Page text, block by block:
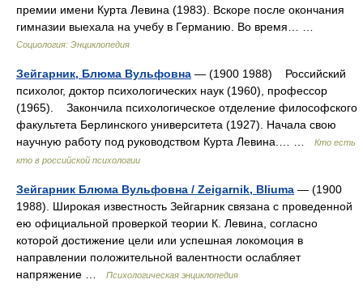
премии имени Курта Левина (1983). Вскоре после окончания
гимназии выехала на учебу в Германию. Во время… …
Социология: Энциклопедия
Зейгарник, Блюма Вульфовна — (1900 1988) Российский
психолог, доктор психологических наук (1960), профессор
(1965). Закончила психологическое отделение философского
факультета Берлинского университета (1927). Начала свою
научную работу под руководством Курта Левина.… …
Кто есть
кто в российской психологии
Зейгарник Блюма Вульфовна / Zeigarnik, Вliuma — (1900
1988). Широкая известность Зейгарник связана с проведенной
ею официальной проверкой теории К. Левина, согласно
которой достижение цели или успешная локомоция в
направлении положительной валентности ослабляет
напряжение …
Психологическая энциклопедия